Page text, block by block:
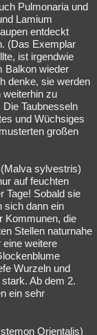
Pulmonaria und
Lamium
entdeckt
(Das Exemplar
ist irgendwie
Balkon wieder
denke, sie werden
weiterhin zu
Taubnesseln
und Wüchsiges
großen
sylvestris)
auf feuchten
Tage! Sobald sie
sich dann ein
Kommunen, die
Stellen naturnahe
eine weitere
Wurzeln und
Ab dem 2.
ein sehr
Orientalis)